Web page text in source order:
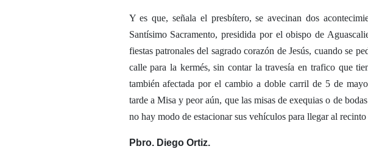
Y es que, señala el presbítero, se avecinan dos
Santísimo Sacramento, presidida por el obispo de
fiestas patronales del sagrado corazón de Jesús, cuando se
calle para la kermés, sin contar la travesía en trafico que
también afectada por el cambio a doble carril de 5 de
tarde a Misa y peor aún, que las misas de exequias o de
no hay modo de estacionar sus vehículos para llegar al
Pbro. Diego Ortiz.